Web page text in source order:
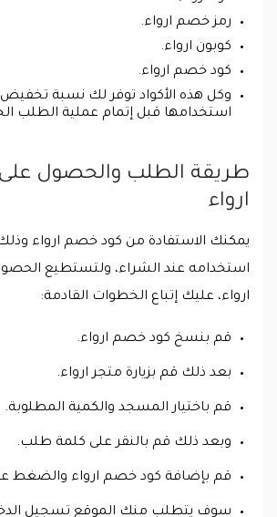
رمز خصم ارواء.
كوبون ارواء.
كود خصم ارواء.
وكل هذه الأكواد توفر لك نسبة
استخدامها قبل إتمام عملية الطلب
طريقة الطلب والحصول
ارواء
يمكنك الاستفادة من كود خصم ارواء
استخدامه عند الشراء، ولتستطيع
ارواء، عليك إتباع الخطوات القادمة:
قم بنسخ كود خصم ارواء.
بعد ذلك قم بزيارة متجر ارواء.
قم باختيار المسجد والكمية المطلوبة.
وبعد ذلك قم بالنقر على كلمة طلب.
قم بإضافة كود خصم ارواء والضغط
سوف يتطلب منك الموقع تسجيل